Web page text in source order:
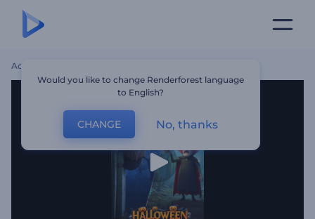
Accueil
Would you like to change Renderforest language
to English?
CHANGE No, thanks